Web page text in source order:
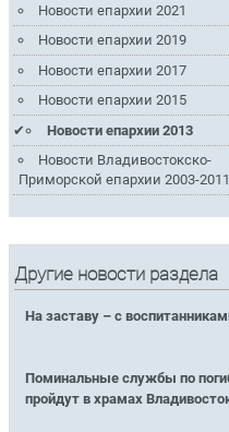
Новости епархии 2021
Новости епархии 2019
Новости епархии 2017
Новости епархии 2015
Новости епархии 2013
Новости Владивостокско-
Приморской епархии 2003-2011
Другие новости раздела
На заставу – с
Поминальные службы по
пройдут в храмах